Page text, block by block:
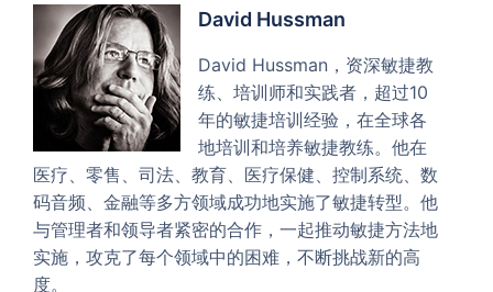
David Hussman
David Hussman，资深敏捷教
练、培训师和实践者，超过10
年的敏捷培训经验，在全球各
地培训和培养敏捷教练。他在
医疗、零售、司法、教育、医疗保健、控制系统、数
码音频、金融等多方领域成功地实施了敏捷转型。他
与管理者和领导者紧密的合作，一起推动敏捷方法地
实施，攻克了每个领域中的困难，不断挑战新的高
度。